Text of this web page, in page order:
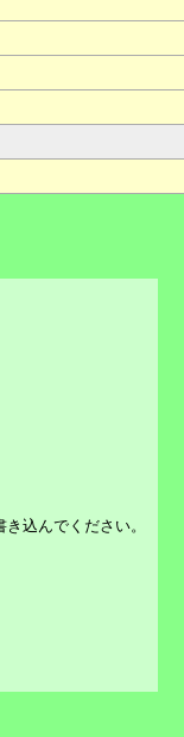
込んでください。